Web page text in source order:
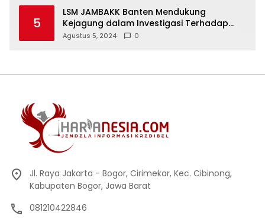
5
LSM JAMBAKK Banten Mendukung
Kejagung dalam Investigasi Terhadap
Walikota Bandar Lampung
Agustus 5, 2024 0
Jl. Raya Jakarta - Bogor, Cirimekar, Kec. Cibinong,
Kabupaten Bogor, Jawa Barat
081210422846